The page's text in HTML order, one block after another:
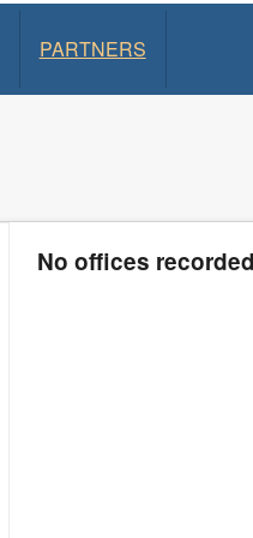
PARTNERS
No offices